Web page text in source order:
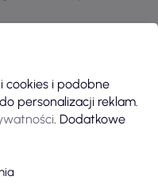
cookies i podobne
personalizacji reklam.
. Dodatkowe